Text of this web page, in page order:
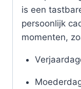
is een
persoonlijk
momenten,